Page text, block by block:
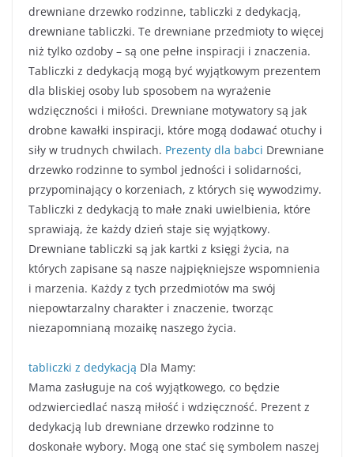
drewniane drzewko rodzinne, tabliczki z dedykacją,
drewniane tabliczki. Te drewniane przedmioty to więcej
niż tylko ozdoby – są one pełne inspiracji i znaczenia.
Tabliczki z dedykacją mogą być wyjątkowym prezentem
dla bliskiej osoby lub sposobem na wyrażenie
wdzięczności i miłości. Drewniane motywatory są jak
drobne kawałki inspiracji, które mogą dodawać otuchy i
siły w trudnych chwilach. Prezenty dla babci Drewniane
drzewko rodzinne to symbol jedności i solidarności,
przypominający o korzeniach, z których się wywodzimy.
Tabliczki z dedykacją to małe znaki uwielbienia, które
sprawiają, że każdy dzień staje się wyjątkowy.
Drewniane tabliczki są jak kartki z księgi życia, na
których zapisane są nasze najpiękniejsze wspomnienia
i marzenia. Każdy z tych przedmiotów ma swój
niepowtarzalny charakter i znaczenie, tworząc
niezapomnianą mozaikę naszego życia.
tabliczki z dedykacją Dla Mamy:
Mama zasługuje na coś wyjątkowego, co będzie
odzwierciedlać naszą miłość i wdzięczność. Prezent z
dedykacją lub drewniane drzewko rodzinne to
doskonałe wybory. Mogą one stać się symbolem naszej